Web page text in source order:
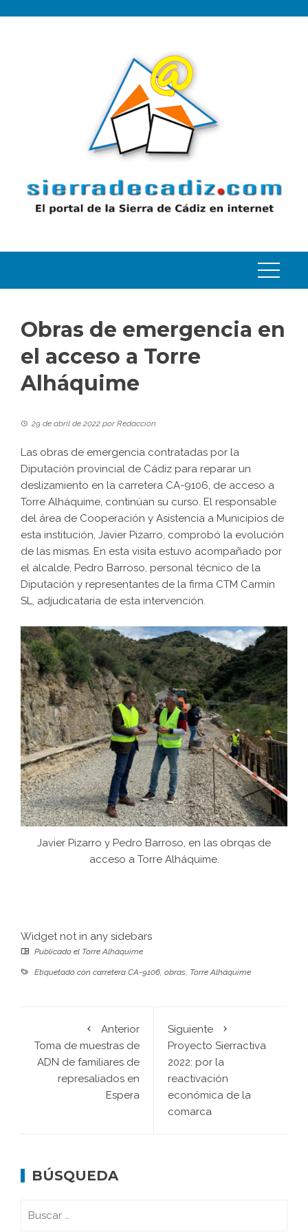
Obras de emergencia en
el acceso a Torre
Alháquime
29 de abril de 2022 porRedacción
Las obras de emergencia contratadas por la
Diputación provincial de Cádiz para reparar un
deslizamiento en la carretera CA-9106, de acceso a
Torre Alháquime, continúan su curso. El responsable
del área de Cooperación y Asistencia a Municipios de
esta institución, Javier Pizarro, comprobó la evolución
de las mismas. En esta visita estuvo acompañado por
el alcalde, Pedro Barroso, personal técnico de la
Diputación y representantes de la firma CTM Carmin
SL, adjudicataria de esta intervención.
Javier Pizarro y Pedro Barroso, en las obrqas de
acceso a Torre Alháquime.
Widget not in any sidebars
Publicado el Torre Alháquime
Etiquetado con carretera CA-9106, obras, Torre Alháquime
Anterior
Toma de muestras de
ADN de familiares de
represaliados en
Espera
Siguiente
Proyecto Sierractiva
2022: por la
reactivación
económica de la
comarca
BÚSQUEDA